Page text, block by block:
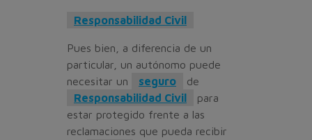
Responsabilidad Civil
Pues bien, a diferencia de un
particular, un autónomo puede
necesitar un
seguro
de
Responsabilidad Civil
para
estar protegido frente a las
reclamaciones que pueda recibir